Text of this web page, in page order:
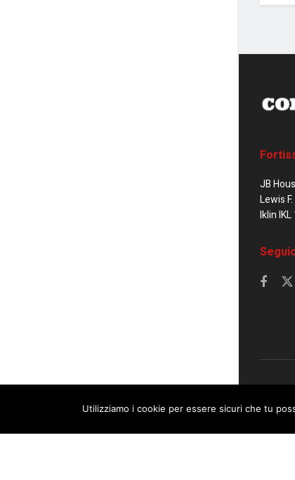
JB
Lewis
Iklin
© 2023
This website uses cookies. By
Utilizziamo i cookie per essere sicuri che tu